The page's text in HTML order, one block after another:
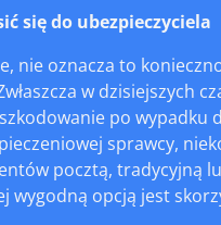
się do ubezpieczyciela
nie oznacza to
w dzisiejszych
po
sprawcy,
pocztą, tradycyjną
wygodną opcją jest